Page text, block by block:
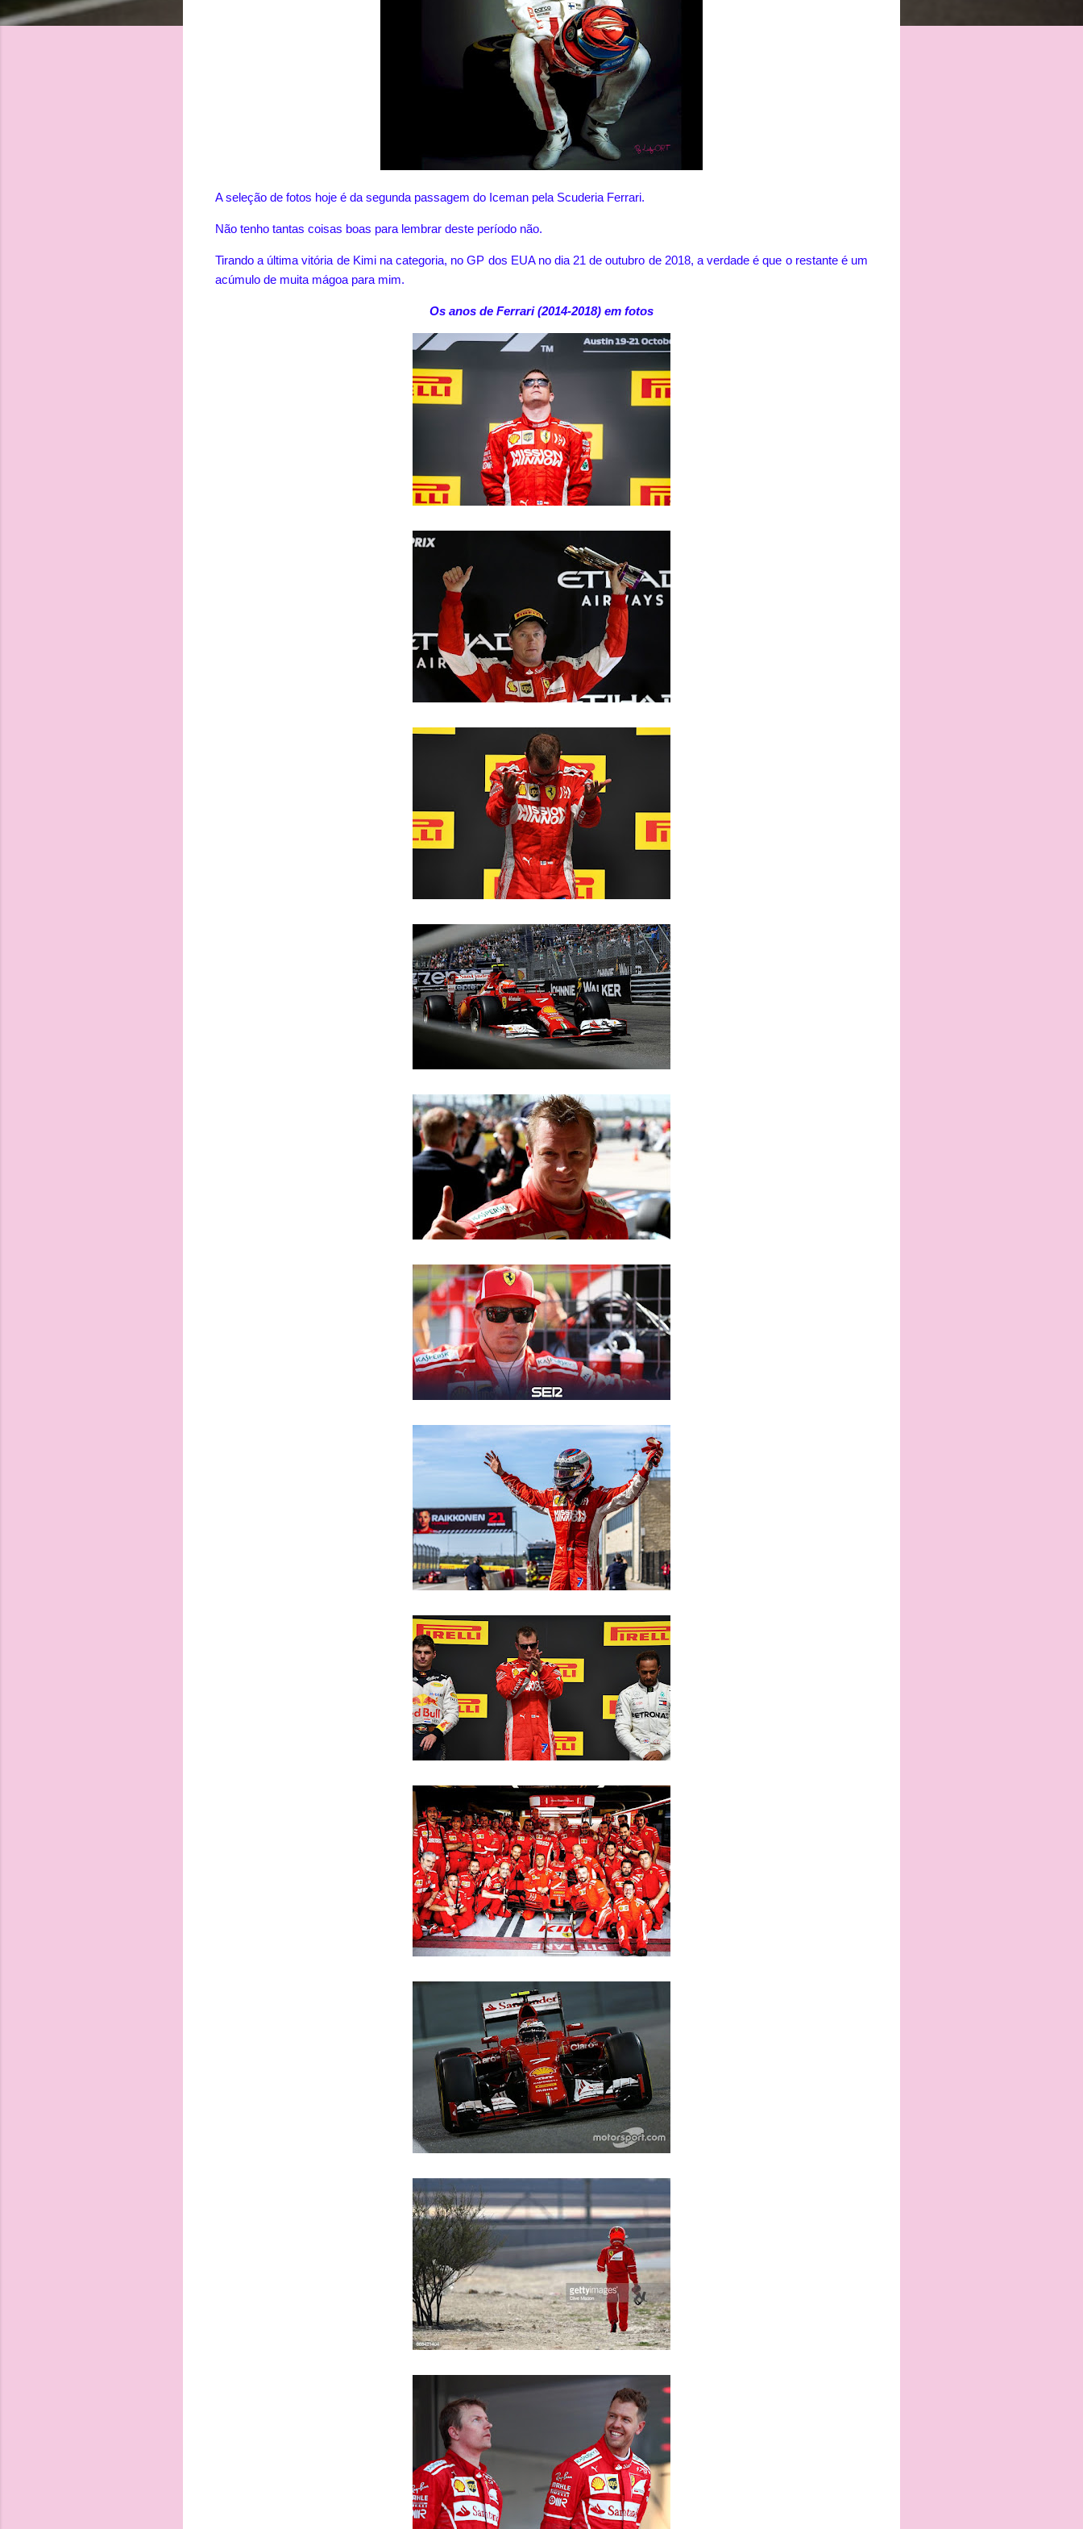
A seleção de fotos hoje é da segunda passagem do Iceman pela Scuderia Ferrari.
Não tenho tantas coisas boas para lembrar deste período não.
Tirando a última vitória de Kimi na categoria, no GP dos EUA no dia 21 de outubro de 2018, a verdade é que o restante é um
acúmulo de muita mágoa para mim.
Os anos de Ferrari (2014-2018) em fotos